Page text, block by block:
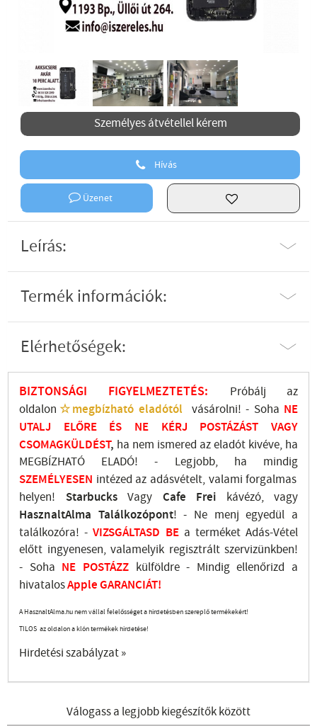
Személyes átvétellel kérem
Hívás
Üzenet
Leírás:
Termék információk:
Elérhetőségek:
BIZTONSÁGI FIGYELMEZTETÉS:
Próbálj az
oldalon ☆megbízható eladótól vásárolni! - Soha NE
UTALJ ELŐRE ÉS NE KÉRJ POSTÁZÁST VAGY
CSOMAGKÜLDÉST, ha nem ismered az eladót kivéve, ha
MEGBÍZHATÓ ELADÓ! - Legjobb, ha mindig
SZEMÉLYESEN intézed az adásvételt, valami forgalmas
helyen! StarbucksVagy Cafe Frei kávézó, vagy
HasznaltAlma Találkozópont! - Ne menj egyedül a
találkozóra! - VIZSGÁLTASD BEa terméket Adás-Vétel
előtt ingyenesen, valamelyik regisztrált szervizünkben!
- Soha NE POSTÁZZ külföldre- Mindig ellenőrizd a
hivatalosApple GARANCIÁT!
A HasznaltAlma.hu nem vállal felelősséget a hirdetésben szereplő termékekért!
TILOS az oldalon a klón termékek hirdetése!
Hirdetési szabályzat »
Válogass a legjobb kiegészítők között